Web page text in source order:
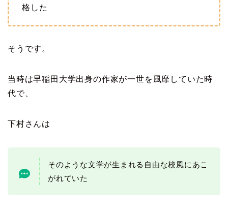
格した
そうです。
当時は早稲田大学出身の作家が一世を風靡していた時
代で、
下村さんは
そのような文学が生まれる自由な校風にあこ
がれていた